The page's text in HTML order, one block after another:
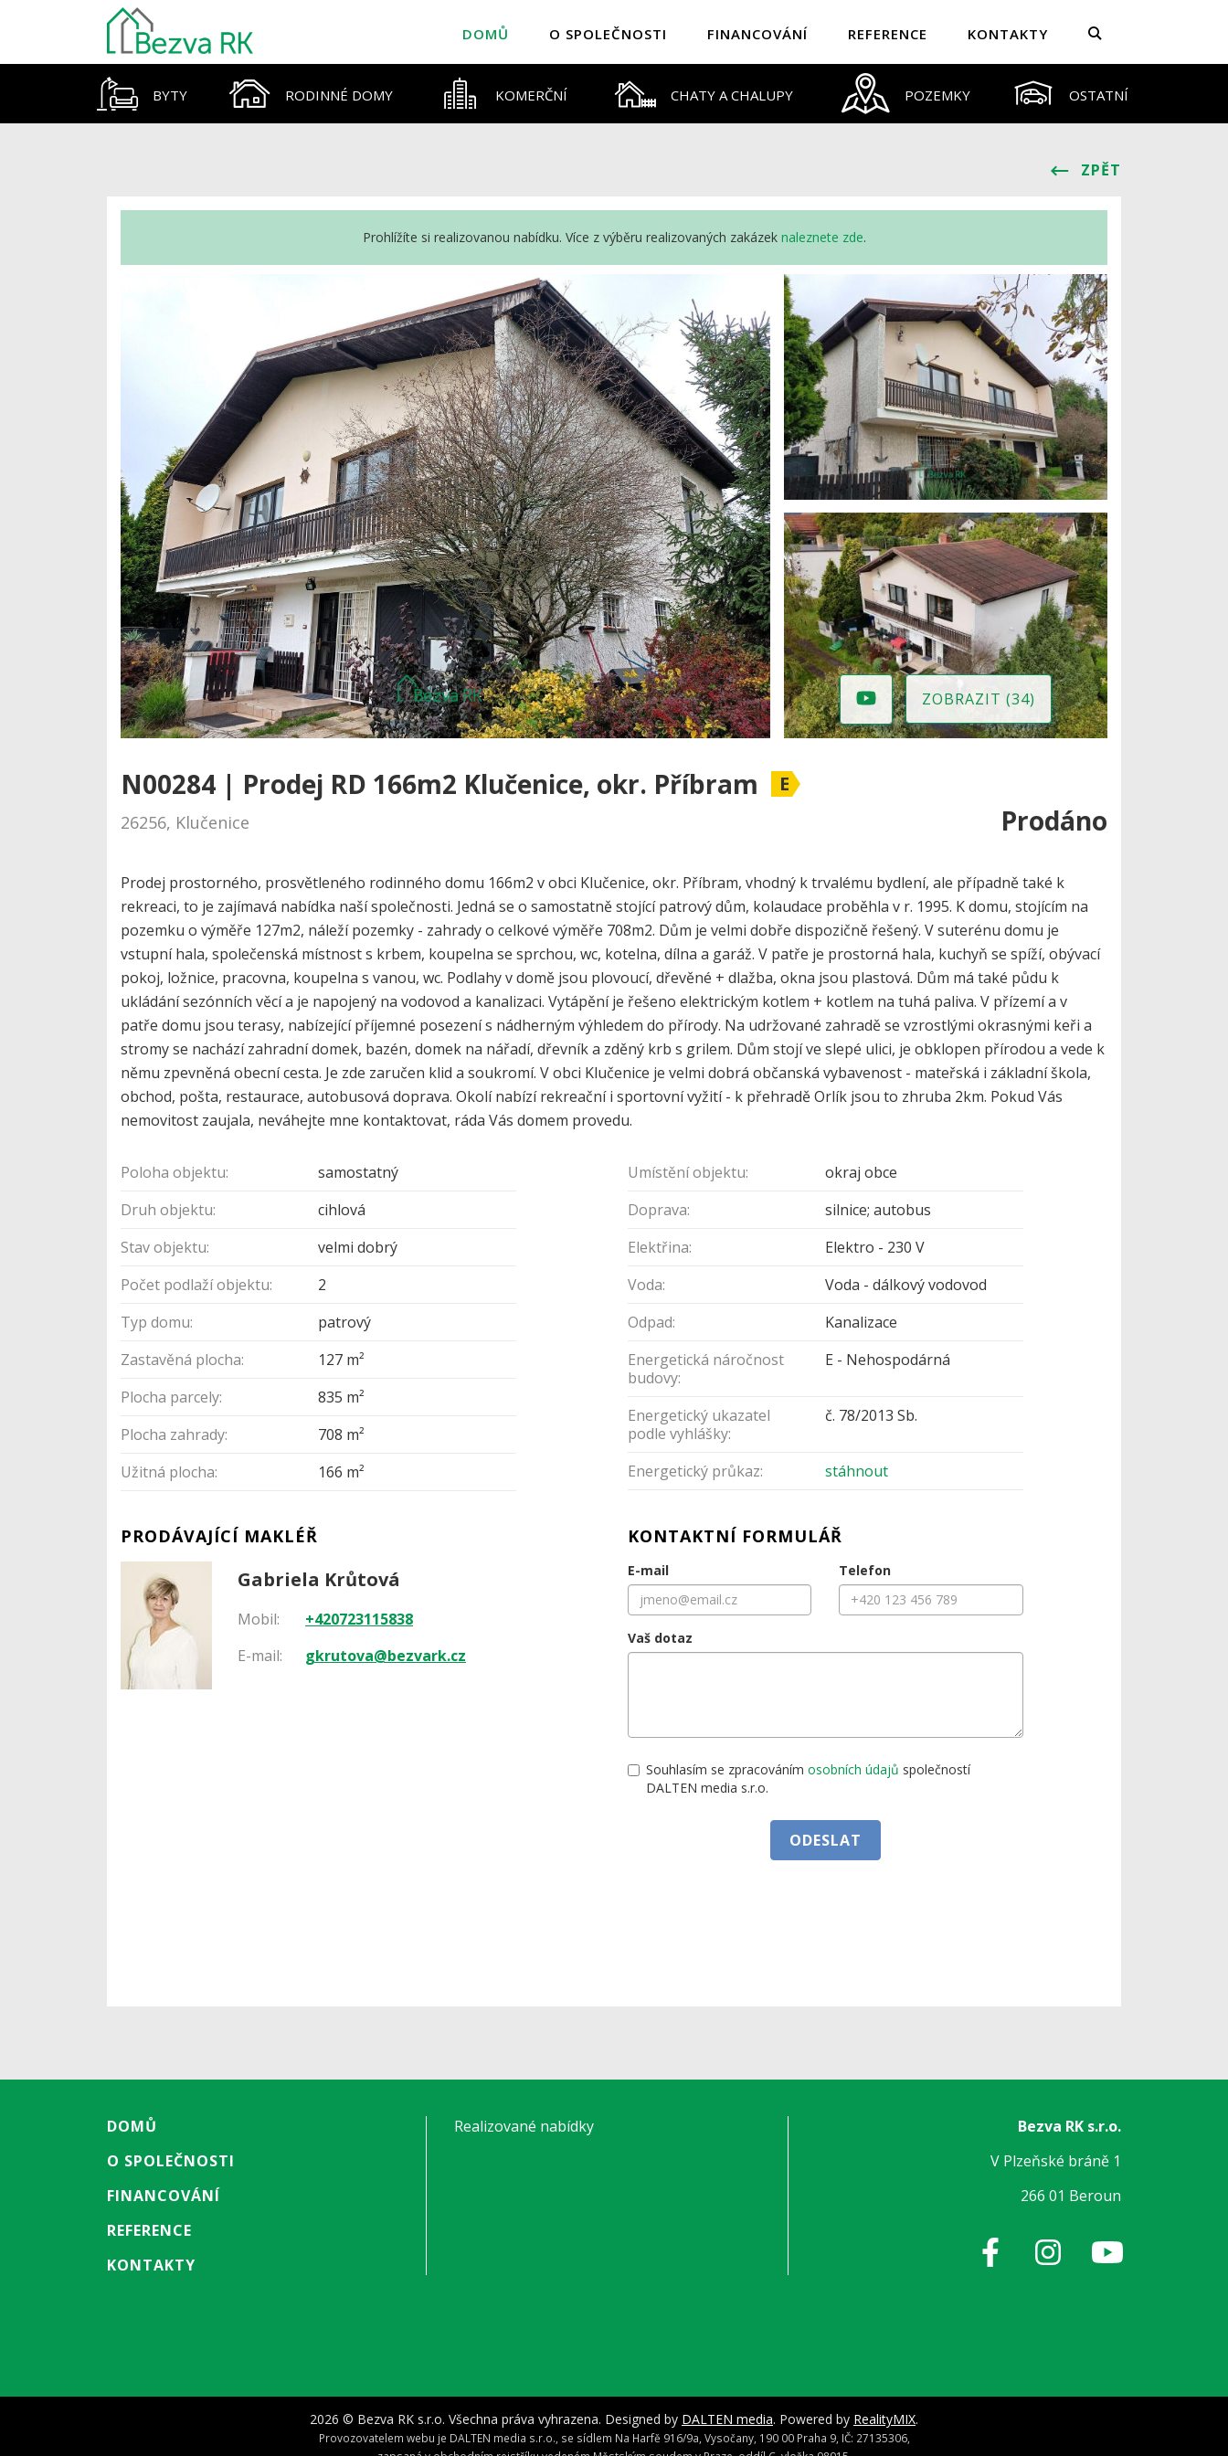
DOMŮ O SPOLEČNOSTI FINANCOVÁNÍ REFERENCE KONTAKTY
BYTY RODINNÉ DOMY KOMERČNÍ CHATY A CHALUPY POZEMKY OSTATNÍ
ZPĚT
Prohlížíte si realizovanou nabídku. Více z výběru realizovaných zakázek naleznete zde.
ZOBRAZIT (34)
N00284 | Prodej RD 166m2 Klučenice, okr. Příbram E
26256, Klučenice Prodáno
Prodej prostorného, prosvětleného rodinného domu 166m2 v obci Klučenice, okr. Příbram, vhodný k trvalému bydlení, ale případně také k
rekreaci, to je zajímavá nabídka naší společnosti. Jedná se o samostatně stojící patrový dům, kolaudace proběhla v r. 1995. K domu, stojícím na
pozemku o výměře 127m2, náleží pozemky - zahrady o celkové výměře 708m2. Dům je velmi dobře dispozičně řešený. V suterénu domu je
vstupní hala, společenská místnost s krbem, koupelna se sprchou, wc, kotelna, dílna a garáž. V patře je prostorná hala, kuchyň se spíží, obývací
pokoj, ložnice, pracovna, koupelna s vanou, wc. Podlahy v domě jsou plovoucí, dřevěné + dlažba, okna jsou plastová. Dům má také půdu k
ukládání sezónních věcí a je napojený na vodovod a kanalizaci. Vytápění je řešeno elektrickým kotlem + kotlem na tuhá paliva. V přízemí a v
patře domu jsou terasy, nabízející příjemné posezení s nádherným výhledem do přírody. Na udržované zahradě se vzrostlými okrasnými keři a
stromy se nachází zahradní domek, bazén, domek na nářadí, dřevník a zděný krb s grilem. Dům stojí ve slepé ulici, je obklopen přírodou a vede k
němu zpevněná obecní cesta. Je zde zaručen klid a soukromí. V obci Klučenice je velmi dobrá občanská vybavenost - mateřská i základní škola,
obchod, pošta, restaurace, autobusová doprava. Okolí nabízí rekreační i sportovní vyžití - k přehradě Orlík jsou to zhruba 2km. Pokud Vás
nemovitost zaujala, neváhejte mne kontaktovat, ráda Vás domem provedu.
Poloha objektu:
samostatný
Druh objektu:
cihlová
Stav objektu:
velmi dobrý
Počet podlaží objektu:
2
Typ domu:
patrový
Zastavěná plocha:
127 m²
Plocha parcely:
835 m²
Plocha zahrady:
708 m²
Užitná plocha:
166 m²
Umístění objektu:
okraj obce
Doprava:
silnice; autobus
Elektřina:
Elektro - 230 V
Voda:
Voda - dálkový vodovod
Odpad:
Kanalizace
Energetická náročnost
budovy:
E - Nehospodárná
Energetický ukazatel
podle vyhlášky:
č. 78/2013 Sb.
Energetický průkaz: stáhnout
PRODÁVAJÍCÍ MAKLÉŘ
Gabriela Krůtová
Mobil:
+420723115838
E-mail:
gkrutova@bezvark.cz
KONTAKTNÍ FORMULÁŘ
E-mail Telefon
Vaš dotaz
Souhlasím se zpracováním osobních údajů společností
DALTEN media s.r.o.
ODESLAT
DOMŮ
O SPOLEČNOSTI
FINANCOVÁNÍ
REFERENCE
KONTAKTY
Realizované nabídky
Bezva RK s.r.o.
V Plzeňské bráně 1
266 01 Beroun
2026 © Bezva RK s.r.o. Všechna práva vyhrazena. Designed by DALTEN media. Powered by RealityMIX.
Provozovatelem webu je DALTEN media s.r.o., se sídlem Na Harfě 916/9a, Vysočany, 190 00 Praha 9, IČ: 27135306,